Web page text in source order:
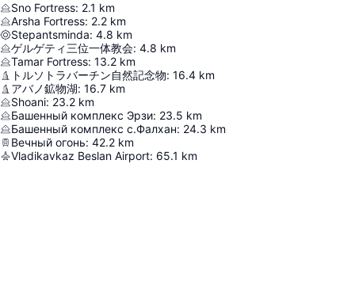
Sno Fortress: 2.1 km
Arsha Fortress: 2.2 km
Stepantsminda: 4.8 km
ゲルゲティ三位一体教会: 4.8 km
Tamar Fortress: 13.2 km
トルソトラバーチン自然記念物: 16.4 km
アバノ鉱物湖: 16.7 km
Shoani: 23.2 km
Башенный комплекс Эрзи: 23.5 km
Башенный комплекс с.Фалхан: 24.3 km
Вечный огонь: 42.2 km
Vladikavkaz Beslan Airport: 65.1 km